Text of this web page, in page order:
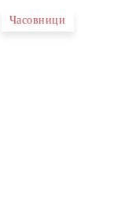
ден.
Часовници